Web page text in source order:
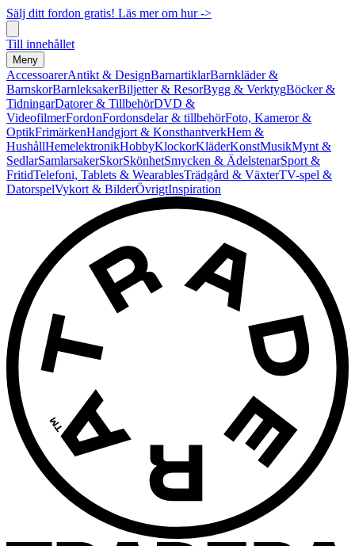
Sälj ditt fordon gratis! Läs mer om hur ->
Till innehållet
Meny
AccessoarerAntikt & DesignBarnartiklarBarnkläder &
BarnskorBarnleksakerBiljetter & ResorBygg & VerktygBöcker &
TidningarDatorer & TillbehörDVD &
VideofilmerFordonFordonsdelar & tillbehörFoto, Kameror &
OptikFrimärkenHandgjort & KonsthantverkHem &
HushållHemelektronikHobbyKlockorKläderKonstMusikMynt &
SedlarSamlarsakerSkorSkönhetSmycken & ÄdelstenarSport &
FritidTelefoni, Tablets & WearablesTrädgård & VäxterTV-spel &
DatorspelVykort & BilderÖvrigtInspiration